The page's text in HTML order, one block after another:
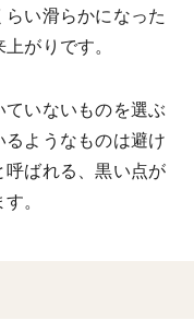
い滑らかになった
がりです。
いないものを選ぶ
ようなものは避け
呼ばれる、黒い点が
。